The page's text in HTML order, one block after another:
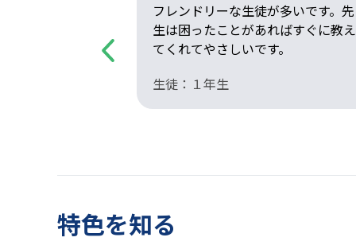
Previous
フレンドリーな生徒が多いです。先
生は困ったことがあればすぐに教え
てくれてやさしいです。
生徒：１年生
特色を知る